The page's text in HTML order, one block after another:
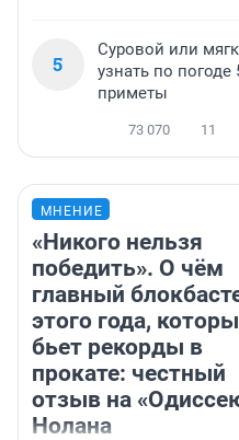
5
Суровой или
узнать по
приметы
73 070 11
МНЕНИЕ
«Никого нельзя
победить». О чём
главный
этого года,
бьет рекорды в
прокате: честный
отзыв на
Нолана